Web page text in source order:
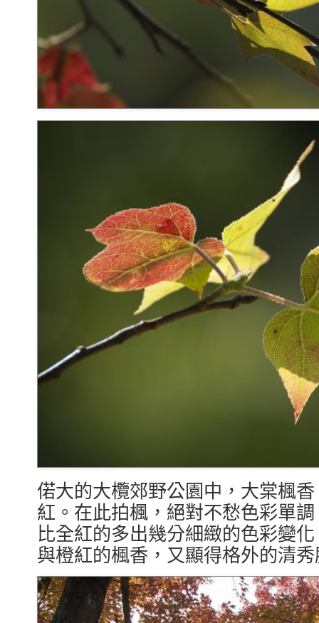
偌大的大欖郊野公園中，大棠楓
紅。在此拍楓，絕對不愁色彩單
比全紅的多出幾分細緻的色彩變
與橙紅的楓香，又顯得格外的清